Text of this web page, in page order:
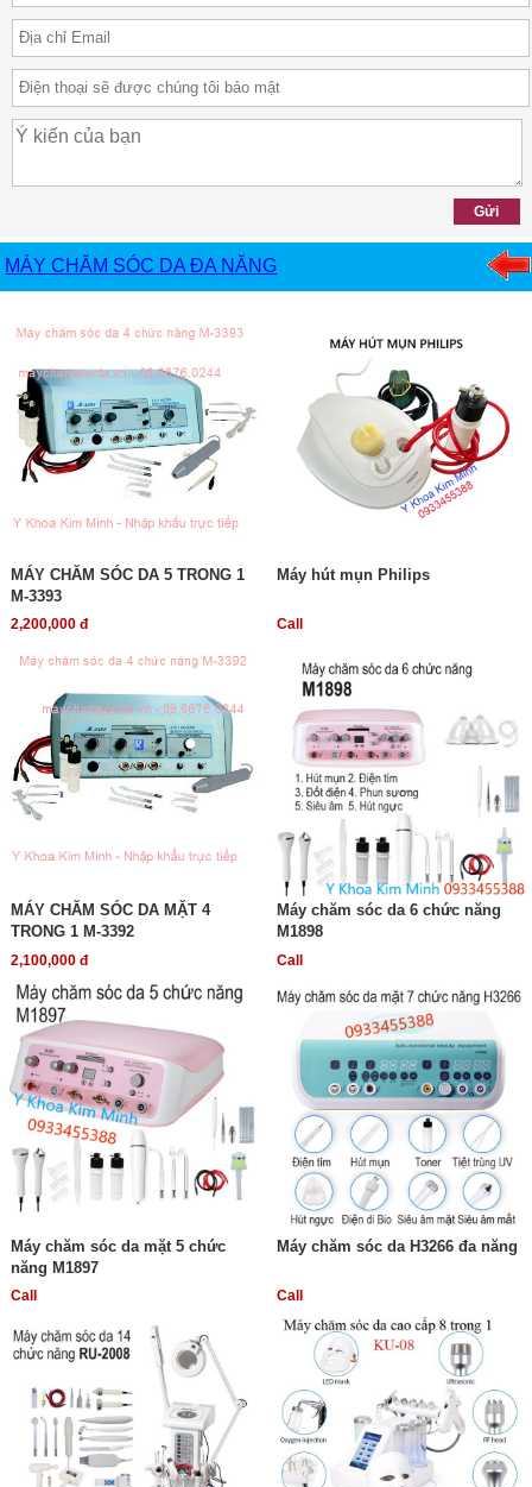
MÁY CHĂM SÓC DA ĐA NĂNG
MÁY CHĂM SÓC DA 5 TRONG 1
M-3393
2,200,000 đ
Máy hút mụn Philips
Call
MÁY CHĂM SÓC DA MẶT 4
TRONG 1 M-3392
2,100,000 đ
Máy chăm sóc da 6 chức năng
M1898
Call
Máy chăm sóc da mặt 5 chức
năng M1897
Call
Máy chăm sóc da H3266 đa năng
Call